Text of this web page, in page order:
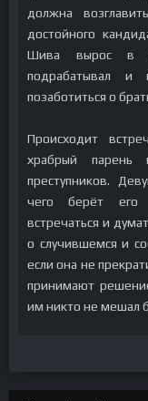
должна
достойного
Шива вырос в
подрабатывал и
позаботиться о
Происходит
храбрый
преступников.
чего берёт его
встречаться и
о случившемся и
если она не
принимают
им никто не мешал